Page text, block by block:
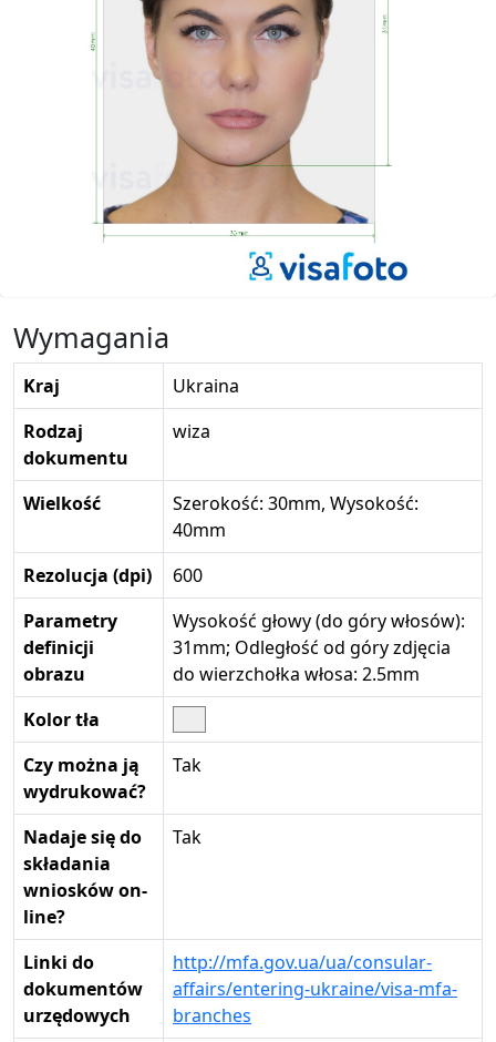
Wymagania
Kraj
Ukraina
Rodzaj
dokumentu
wiza
Wielkość
Szerokość: 30mm, Wysokość:
40mm
Rezolucja (dpi)
600
Parametry
definicji
obrazu
Wysokość głowy (do góry włosów):
31mm; Odległość od góry zdjęcia
do wierzchołka włosa: 2.5mm
Kolor tła
Czy można ją
wydrukować?
Tak
Nadaje się do
składania
wniosków on-
line?
Tak
Linki do
dokumentów
urzędowych
http://mfa.gov.ua/ua/consular-
affairs/entering-ukraine/visa-mfa-
branches